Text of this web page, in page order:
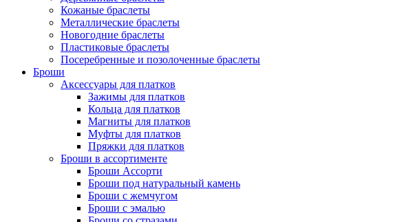
Кожаные браслеты
Металлические браслеты
Новогодние браслеты
Пластиковые браслеты
Посеребренные и позолоченные браслеты
Броши
Аксессуары для платков
Зажимы для платков
Кольца для платков
Магниты для платков
Муфты для платков
Пряжки для платков
Броши в ассортименте
Броши Ассорти
Броши под натуральный камень
Броши с жемчугом
Броши с эмалью